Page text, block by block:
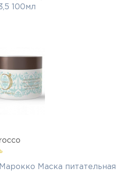
100мл
Маска питательная